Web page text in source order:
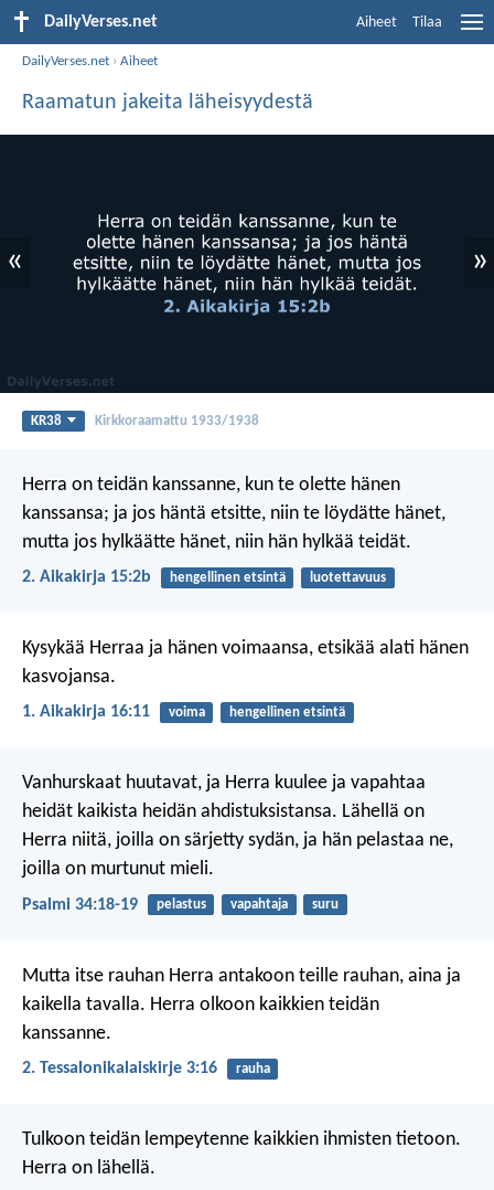
DailyVerses.net Aiheet Tilaa
DailyVerses.net ›Aiheet
Raamatun jakeita läheisyydestä
« »
KR38 Kirkkoraamattu 1933/1938
Herra on teidän kanssanne, kun te olette hänen
kanssansa; ja jos häntä etsitte, niin te löydätte hänet,
mutta jos hylkäätte hänet, niin hän hylkää teidät.
2. Aikakirja 15:2b hengellinen etsintä luotettavuus
Kysykää Herraa ja hänen voimaansa, etsikää alati hänen
kasvojansa.
1. Aikakirja 16:11 voima hengellinen etsintä
Vanhurskaat huutavat, ja Herra kuulee ja vapahtaa
heidät kaikista heidän ahdistuksistansa. Lähellä on
Herra niitä, joilla on särjetty sydän, ja hän pelastaa ne,
joilla on murtunut mieli.
Psalmi 34:18-19 pelastus vapahtaja suru
Mutta itse rauhan Herra antakoon teille rauhan, aina ja
kaikella tavalla. Herra olkoon kaikkien teidän
kanssanne.
2. Tessalonikalaiskirje 3:16 rauha
Tulkoon teidän lempeytenne kaikkien ihmisten tietoon.
Herra on lähellä.